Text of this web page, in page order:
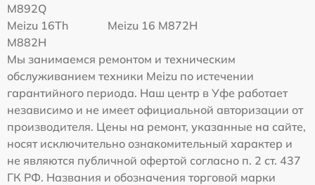
M892Q
Meizu 16Th
M882H
Meizu 16 M872H
Мы занимаемся ремонтом и техническим
обслуживанием техники Meizu по истечении
гарантийного периода. Наш центр в Уфе работает
независимо и не имеет официальной авторизации от
производителя. Цены на ремонт, указанные на сайте,
носят исключительно ознакомительный характер и
не являются публичной офертой согласно п. 2 ст. 437
ГК РФ. Названия и обозначения торговой марки